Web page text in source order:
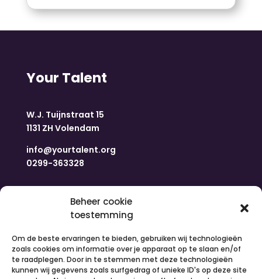
Beheer cookie
toestemming
Om de beste ervaringen te bieden, gebruiken wij technologieën
zoals cookies om informatie over je apparaat op te slaan en/of
te raadplegen. Door in te stemmen met deze technologieën
kunnen wij gegevens zoals surfgedrag of unieke ID's op deze site
Your Talent
W.J. Tuijnstraat 15
1131 ZH Volendam
info@yourtalent.org
0299-363328
Navigatie
Nieuws
Over ons
Contact